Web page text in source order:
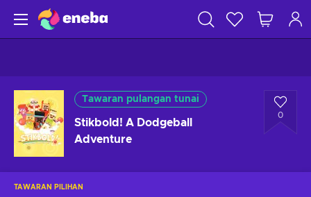
Tawaran pulangan tunai
Stikbold! A Dodgeball
Adventure
0
TAWARAN PILIHAN